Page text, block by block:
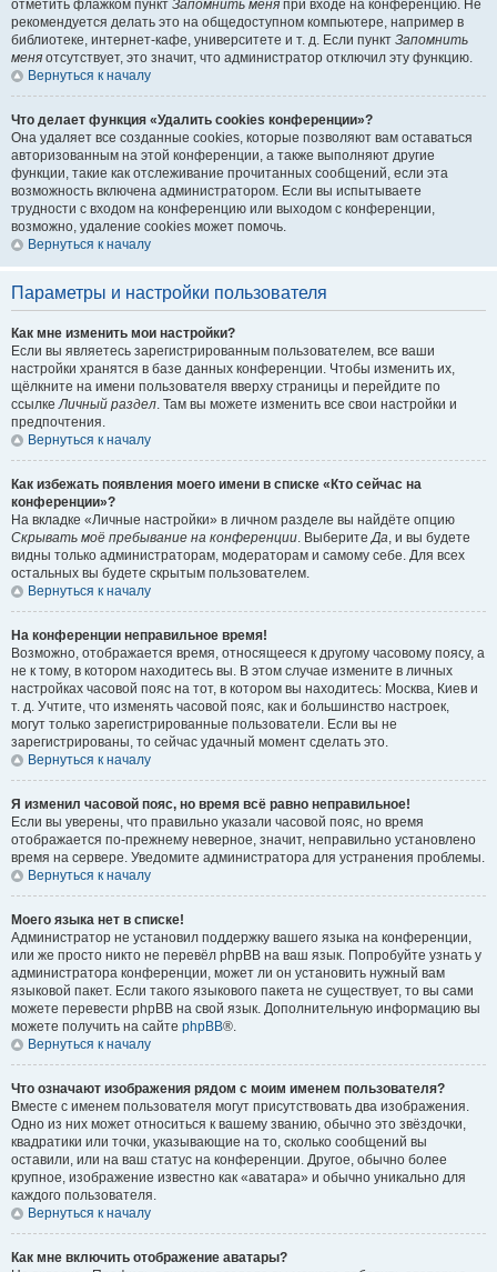
отметить флажком пункт Запомнить меня при входе на конференцию. Не
рекомендуется делать это на общедоступном компьютере, например в
библиотеке, интернет-кафе, университете и т. д. Если пункт Запомнить
меня отсутствует, это значит, что администратор отключил эту функцию.
Вернуться к началу
Что делает функция «Удалить cookies конференции»?
Она удаляет все созданные cookies, которые позволяют вам оставаться
авторизованным на этой конференции, а также выполняют другие
функции, такие как отслеживание прочитанных сообщений, если эта
возможность включена администратором. Если вы испытываете
трудности с входом на конференцию или выходом с конференции,
возможно, удаление cookies может помочь.
Вернуться к началу
Параметры и настройки пользователя
Как мне изменить мои настройки?
Если вы являетесь зарегистрированным пользователем, все ваши
настройки хранятся в базе данных конференции. Чтобы изменить их,
щёлкните на имени пользователя вверху страницы и перейдите по
ссылкеЛичный раздел. Там вы можете изменить все свои настройки и
предпочтения.
Вернуться к началу
Как избежать появления моего имени в списке «Кто сейчас на
конференции»?
На вкладке «Личные настройки» в личном разделе вы найдёте опцию
Скрывать моё пребывание на конференции. ВыберитеДа, и вы будете
видны только администраторам, модераторам и самому себе. Для всех
остальных вы будете скрытым пользователем.
Вернуться к началу
На конференции неправильное время!
Возможно, отображается время, относящееся к другому часовому поясу, а
не к тому, в котором находитесь вы. В этом случае измените в личных
настройках часовой пояс на тот, в котором вы находитесь: Москва, Киев и
т. д. Учтите, что изменять часовой пояс, как и большинство настроек,
могут только зарегистрированные пользователи. Если вы не
зарегистрированы, то сейчас удачный момент сделать это.
Вернуться к началу
Я изменил часовой пояс, но время всё равно неправильное!
Если вы уверены, что правильно указали часовой пояс, но время
отображается по-прежнему неверное, значит, неправильно установлено
время на сервере. Уведомите администратора для устранения проблемы.
Вернуться к началу
Моего языка нет в списке!
Администратор не установил поддержку вашего языка на конференции,
или же просто никто не перевёл phpBB на ваш язык. Попробуйте узнать у
администратора конференции, может ли он установить нужный вам
языковой пакет. Если такого языкового пакета не существует, то вы сами
можете перевести phpBB на свой язык. Дополнительную информацию вы
можете получить на сайте phpBB®.
Вернуться к началу
Что означают изображения рядом с моим именем пользователя?
Вместе с именем пользователя могут присутствовать два изображения.
Одно из них может относиться к вашему званию, обычно это звёздочки,
квадратики или точки, указывающие на то, сколько сообщений вы
оставили, или на ваш статус на конференции. Другое, обычно более
крупное, изображение известно как «аватара» и обычно уникально для
каждого пользователя.
Вернуться к началу
Как мне включить отображение аватары?